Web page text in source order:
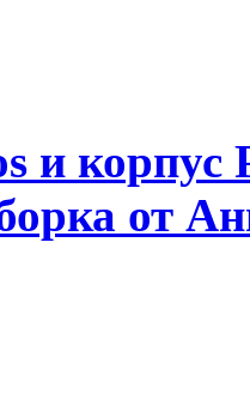
и корпус
от